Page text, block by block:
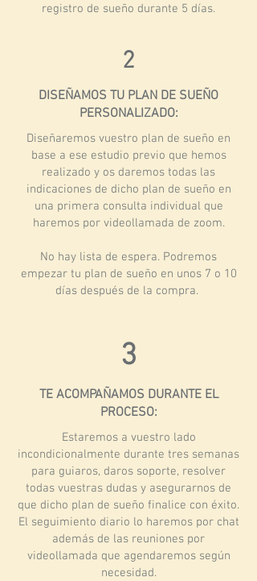
registro de sueño durante 5 días.
2
DISEÑAMOS TU PLAN DE SUEÑO
PERSONALIZADO:
Diseñaremos vuestro plan de sueño en
base a ese estudio previo que hemos
realizado y os daremos todas las
indicaciones de dicho plan de sueño en
una primera consulta individual que
haremos por videollamada de zoom.
No hay lista de espera. Podremos
empezar tu plan de sueño en unos 7 o 10
días después de la compra.
3
TE ACOMPAÑAMOS DURANTE EL
PROCESO:
Estaremos a vuestro lado
incondicionalmente durante tres semanas
para guiaros, daros soporte, resolver
todas vuestras dudas y asegurarnos de
que dicho plan de sueño finalice con éxito.
El seguimiento diario lo haremos por chat
además de las reuniones por
videollamada que agendaremos según
necesidad.